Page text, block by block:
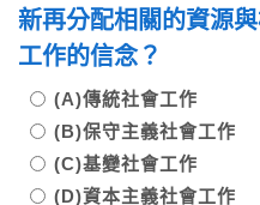
新再分配相關的資源
工作的信念？
(A)傳統社會工作
(B)保守主義社會工作
(C)基變社會工作
(D)資本主義社會工作